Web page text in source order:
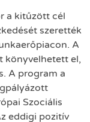
a kitűzött cél
szerették
A
könyvelhetett el,
A program a
Szociális
eddigi pozitív